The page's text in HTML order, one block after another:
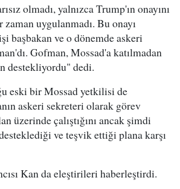
olmadı, yalnızca Trump'ın onayını
uygulanmadı. Bu onayı
başbakan ve o dönemde askeri
Gofman, Mossad'a katılmadan
destekliyordu" dedi.
eski bir Mossad yetkilisi de
askeri sekreteri olarak görev
üzerinde çalıştığını ancak şimdi
ve teşvik ettiği plana karşı
Kan da eleştirileri haberleştirdi.